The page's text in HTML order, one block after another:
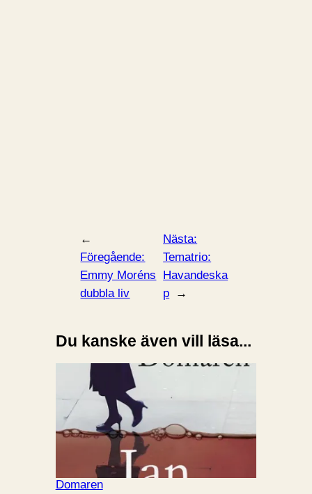
←
Föregående:
Emmy Moréns
dubbla liv
Nästa:
Tematrio:
Havandeska
p
→
Du kanske även vill läsa...
Domaren